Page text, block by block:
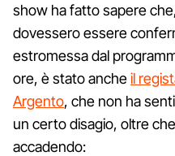
show ha fatto sapere
dovessero essere
estromessa dal
ore, è stato ancheil
Argento, che non ha
un certo disagio, oltre
accadendo: